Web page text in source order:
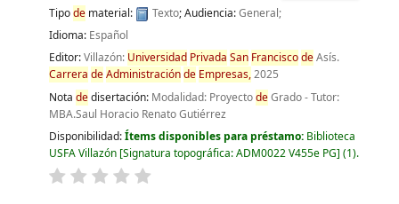
Tipodematerial: Texto; Audiencia:General;
Idioma: Español
Editor:Villazón: Universidad Privada San FranciscodeAsís.
Carrera deAdministraciónde Empresas,2025
Nota dedisertación: Modalidad: ProyectodeGrado - Tutor:
MBA.Saul Horacio Renato Gutiérrez
Disponibilidad:Ítems disponibles para préstamo: Biblioteca
USFA Villazón Signatura topográfica:ADM0022 V455e PG (1).